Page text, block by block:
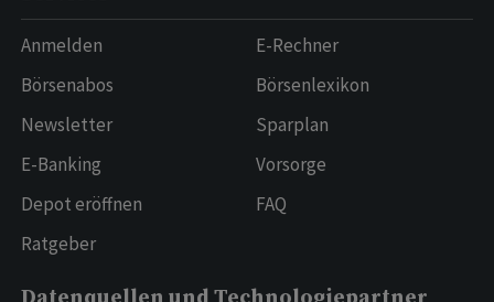
Anmelden
Börsenabos
Newsletter
E-Banking
Depot eröffnen
Ratgeber
E-Rechner
Börsenlexikon
Sparplan
Vorsorge
FAQ